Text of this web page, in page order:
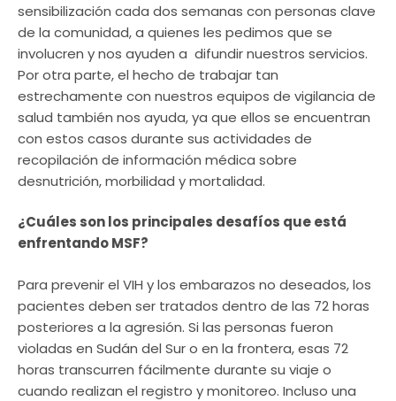
sensibilización cada dos semanas con personas clave
de la comunidad, a quienes les pedimos que se
involucren y nos ayuden a difundir nuestros servicios.
Por otra parte, el hecho de trabajar tan
estrechamente con nuestros equipos de vigilancia de
salud también nos ayuda, ya que ellos se encuentran
con estos casos durante sus actividades de
recopilación de información médica sobre
desnutrición, morbilidad y mortalidad.
¿Cuáles son los principales desafíos que está
enfrentando MSF?
Para prevenir el VIH y los embarazos no deseados, los
pacientes deben ser tratados dentro de las 72 horas
posteriores a la agresión. Si las personas fueron
violadas en Sudán del Sur o en la frontera, esas 72
horas transcurren fácilmente durante su viaje o
cuando realizan el registro y monitoreo. Incluso una